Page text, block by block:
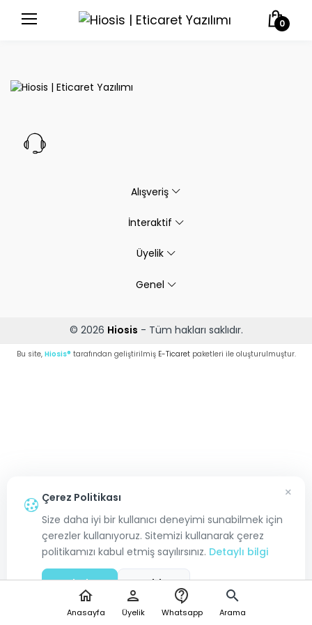
0
Alışveriş
İnteraktif
Üyelik
Genel
© 2026 Hiosis - Tüm hakları saklıdır.
Bu site, Hiosis® tarafından geliştirilmiş E-Ticaretpaketleri ile oluşturulmuştur.
home
Anasayfa
person
Üyelik
contact_support
Whatsapp
search
Arama
Çerez Politikası
Size daha iyi bir kullanıcı deneyimi sunabilmek için
çerezler kullanıyoruz. Sitemizi kullanarak çerez
politikamızı kabul etmiş sayılırsınız. Detaylı bilgi
Kabul Et Reddet
×